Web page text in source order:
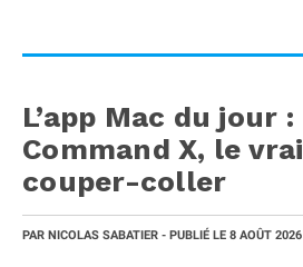
L’app Mac du jour :
Command X, le vrai
couper-coller
PAR NICOLAS SABATIER - PUBLIÉ LE 8 AOÛT 2026